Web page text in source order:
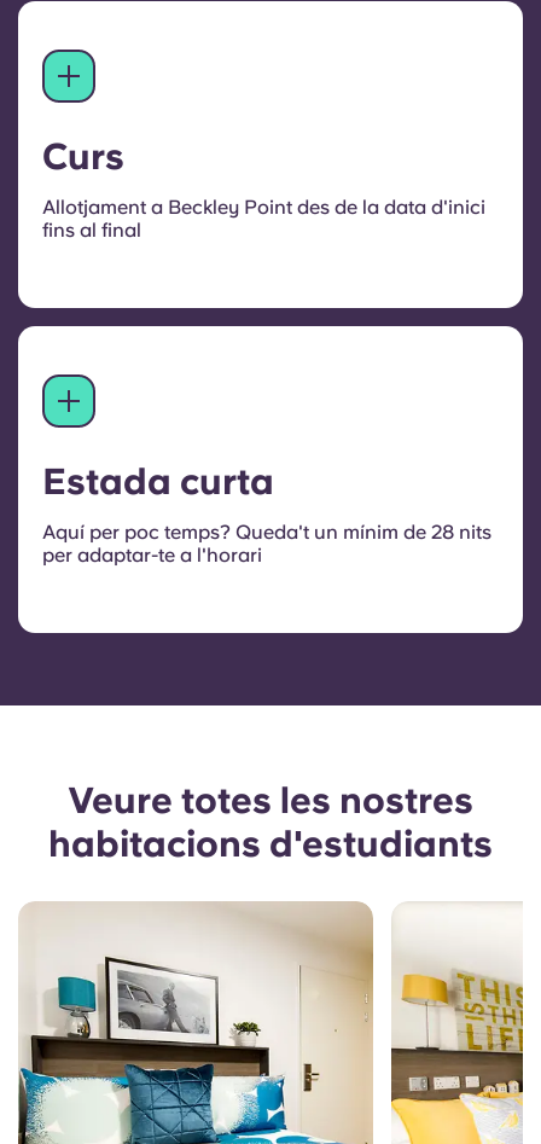
Curs
Allotjament a Beckley Point des de la data d'inici
fins al final
Estada curta
Aquí per poc temps? Queda't un mínim de 28 nits
per adaptar-te a l'horari
Veure totes les nostres
habitacions d'estudiants